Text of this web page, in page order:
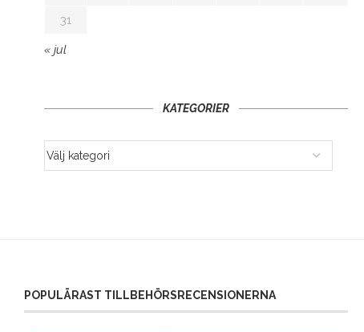
31
« jul
KATEGORIER
POPULÄRAST TILLBEHÖRSRECENSIONERNA